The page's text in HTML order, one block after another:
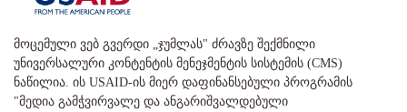
მოცემული ვებ გვერდი „ჯუმლას" ძრავზე შექმნილი
უნივერსალური კონტენტის მენეჯმენტის სისტემის (CMS)
ნაწილია. ის USAID-ის მიერ დაფინანსებული პროგრამის
"მედია გამჭვირვალე და ანგარიშვალდებული